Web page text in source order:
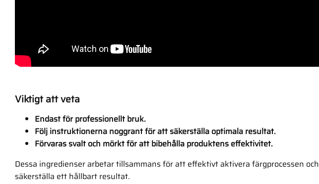
Viktigt att veta
Endast för professionellt bruk.
Följ instruktionerna noggrant för att säkerställa optimala resultat.
Förvaras svalt och mörkt för att bibehålla produktens effektivitet.
Dessa ingredienser arbetar tillsammans för att effektivt aktivera färgprocessen och
säkerställa ett hållbart resultat.